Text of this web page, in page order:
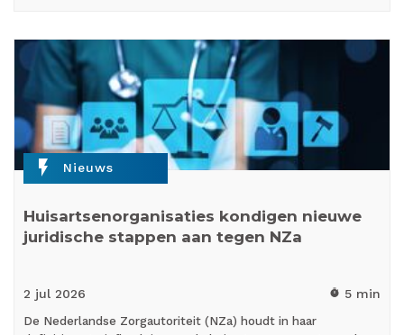
flash_on Nieuws
Huisartsenorganisaties kondigen nieuwe
juridische stappen aan tegen NZa
2 jul 2026 timer 5 min
De Nederlandse Zorgautoriteit (NZa) houdt in haar